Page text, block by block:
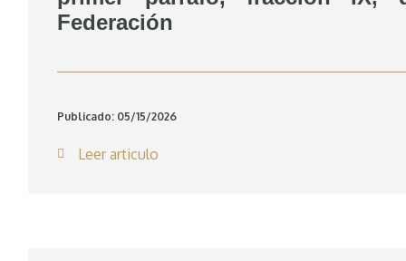
Federación
Publicado: 05/15/2026
Leer articulo